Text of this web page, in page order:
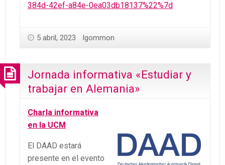
384d-42ef-a84e-0ea03db18137%22%7d
5 abril, 2023 lgommon
Jornada informativa «Estudiar y
trabajar en Alemania»
Charla informativa
en la UCM
El DAAD estará
presente en el evento